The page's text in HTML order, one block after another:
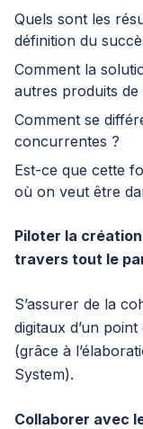
Quels sont les
définition du
Comment la
autres produits
Comment se
concurrentes ?
Est-ce que cette
où on veut être
Piloter la
travers tout le
S’assurer de la
digitaux d’un
(grâce à
System).
Collaborer avec